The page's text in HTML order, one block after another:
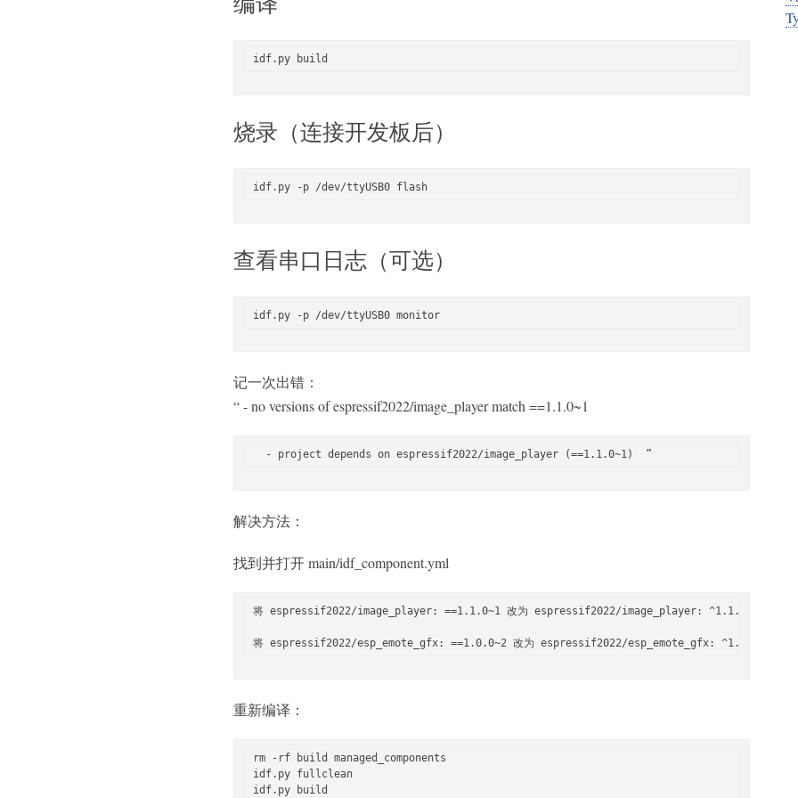
烧录（连接开发板后）
查看串口日志（可选）
记一次出错：
“ - no versions of espressif2022/image_player match ==1.1.0~1
解决方法：
找到并打开 main/idf_component.yml
将 espressif2022/image_player: ==1.1.0~1 改为 espressif2022/image_player: ^1.1.1
重新编译：
rm -rf build managed_components
idf.py fullclean
idf.py build